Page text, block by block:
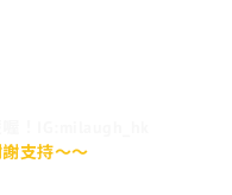
支持～～